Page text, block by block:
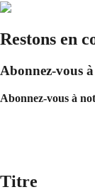
Restons en
Abonnez-vous
Abonnez-vous à
Titre